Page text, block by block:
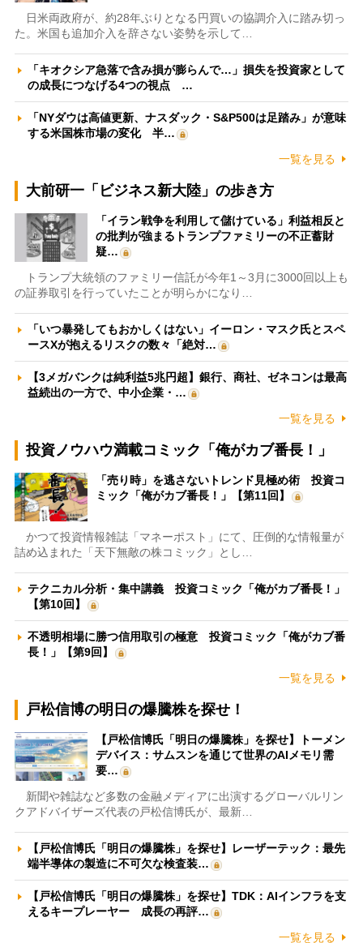
日米両政府が、約28年ぶりとなる円買いの協調介入に踏み切っ
た。米国も追加介入を辞さない姿勢を示して…
「キオクシア急落で含み損が膨らんで…」損失を投資家として
の成長につなげる4つの視点 …
「NYダウは高値更新、ナスダック・S&P500は足踏み」が意味
する米国株市場の変化 半…
一覧を見る
大前研一「ビジネス新大陸」の歩き方
「イラン戦争を利用して儲けている」利益相反と
の批判が強まるトランプファミリーの不正蓄財
疑…
トランプ大統領のファミリー信託が今年1～3月に3000回以上も
の証券取引を行っていたことが明らかになり…
「いつ暴発してもおかしくはない」イーロン・マスク氏とスペ
ースXが抱えるリスクの数々「絶対…
【3メガバンクは純利益5兆円超】銀行、商社、ゼネコンは最高
益続出の一方で、中小企業・…
一覧を見る
投資ノウハウ満載コミック「俺がカブ番長！」
「売り時」を逃さないトレンド見極め術 投資コ
ミック「俺がカブ番長！」【第11回】
かつて投資情報雑誌「マネーポスト」にて、圧倒的な情報量が
詰め込まれた「天下無敵の株コミック」とし…
テクニカル分析・集中講義 投資コミック「俺がカブ番長！」
【第10回】
不透明相場に勝つ信用取引の極意 投資コミック「俺がカブ番
長！」【第9回】
一覧を見る
戸松信博の明日の爆騰株を探せ！
【戸松信博氏「明日の爆騰株」を探せ】トーメン
デバイス：サムスンを通じて世界のAIメモリ需
要…
新聞や雑誌など多数の金融メディアに出演するグローバルリン
クアドバイザーズ代表の戸松信博氏が、最新…
【戸松信博氏「明日の爆騰株」を探せ】レーザーテック：最先
端半導体の製造に不可欠な検査装…
【戸松信博氏「明日の爆騰株」を探せ】TDK：AIインフラを支
えるキープレーヤー 成長の再評…
一覧を見る